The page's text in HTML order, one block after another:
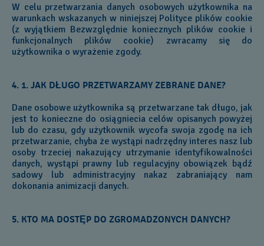
W celu przetwarzania danych osobowych użytkownika na
warunkach wskazanych w niniejszej Polityce plików cookie
(z wyjątkiem Bezwzględnie koniecznych plików cookie i
funkcjonalnych plików cookie) zwracamy się do
użytkownika o wyrażenie zgody.
4. 1. JAK DŁUGO PRZETWARZAMY ZEBRANE DANE?
Dane osobowe użytkownika są przetwarzane tak długo, jak
jest to konieczne do osiągniecia celów opisanych powyżej
lub do czasu, gdy użytkownik wycofa swoja zgodę na ich
przetwarzanie, chyba że wystąpi nadrzędny interes nasz lub
osoby trzeciej nakazujący utrzymanie identyfikowalności
danych, wystąpi prawny lub regulacyjny obowiązek bądź
sadowy lub administracyjny nakaz zabraniający nam
dokonania animizacji danych.
5. KTO MA DOSTĘP DO ZGROMADZONYCH DANYCH?